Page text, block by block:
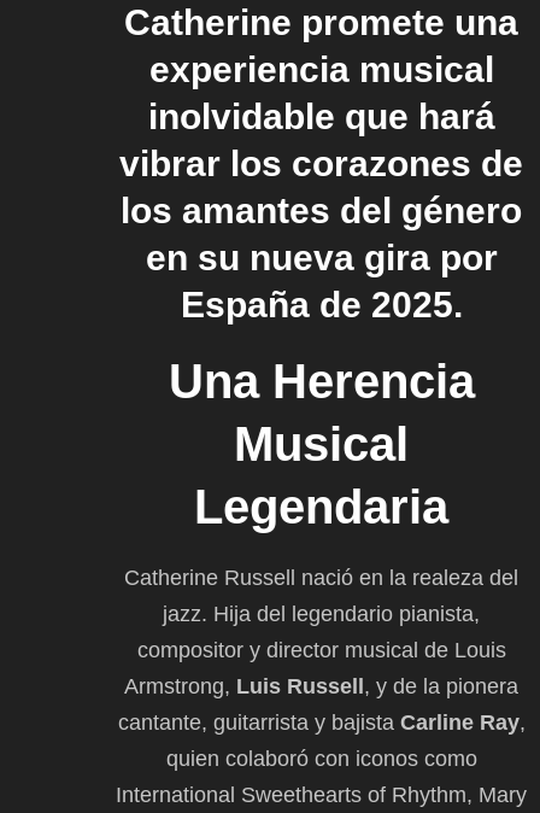
Catherine promete una
experiencia musical
inolvidable que hará
vibrar los corazones de
los amantes del género
en su nueva gira por
España de 2025.
Una Herencia
Musical
Legendaria
Catherine Russell nació en la realeza del
jazz. Hija del legendario pianista,
compositor y director musical de Louis
Armstrong, Luis Russell, y de la pionera
cantante, guitarrista y bajista Carline Ray,
quien colaboró con iconos como
International Sweethearts of Rhythm, Mary